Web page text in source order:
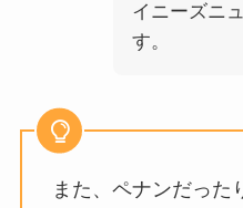
イニーズニ
す。
また、ペナンだった